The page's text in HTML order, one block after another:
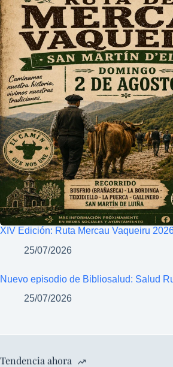
XIV Edición: Ruta Mercau Vaqueiru
25/07/2026
Nuevo episodio de Bibliosalud: Salud
25/07/2026
Tendencia ahora